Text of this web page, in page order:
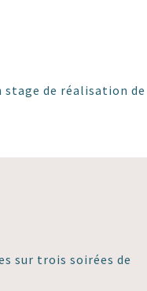
stage de réalisation de
sur trois soirées de